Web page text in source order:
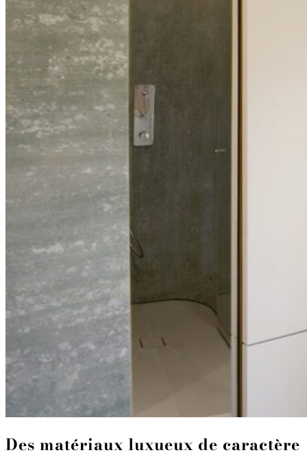
Des matériaux luxueux de caractère